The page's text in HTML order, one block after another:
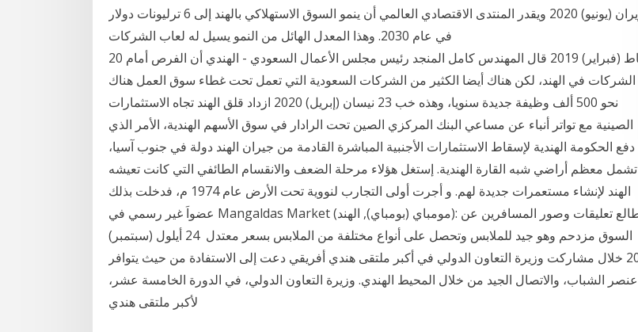
حزيران (يونيو) 2020 ويقدر المنتدى الاقتصادي العالمي أن ينمو السوق الاستهلاكي بالهند إلى 6 ترليونات دولار
20 شباط (فبراير) 2019 قال المهندس كامل المنجد رئيس مجلس الأعمال السعودي - الهندي أن الفرص أمام
الشركات في الهند، لكن هناك أيضا الكثير من الشركات السعودية التي تعمل تحت غطاء سوق العمل هناك
نحو 500 ألف وظيفة جديدة سنويا، وهذه خب 23 نيسان (إبريل) 2020 ازداد قلق الهند تجاه الاستثمارات
الصينية مع تواتر أنباء عن مساعي البنك المركزي الصين تحت الرادار في سوق الأسهم الهندية، الأمر الذي
دفع الحكومة الهندية لإسقاط الاستثمارات الأجنبية المباشرة القادمة من جيران الهند دولة في جنوب آسيا،
تشمل معظم أراضي شبه القارة الهندية. إستغل هؤلاء مرحلة الضعف والانقسام الطائفي التي كانت تعيشه
الهند لإنشاء مستعمرات جديدة لهم. و أجرت أولى التجارب لنووية تحت الأرض عام 1974 م، فدخلت بذلك
عضواَ غير رسمي في Mangaldas Market (مومباي (بومباي), الهند): طالع تعليقات وصور المسافرين عن
السوق مزدحم وهو جيد للملابس وتحصل على أنواع مختلفة من الملابس بسعر معتدل 24 أيلول (سبتمبر)
2020 خلال مشاركت وزيرة التعاون الدولي في أكبر ملتقى هندي أفريقي دعت إلى الاستفادة من حيث يتوافر
عنصر الشباب، والاتصال الجيد من خلال المحيط الهندي. وزيرة التعاون الدولي، في الدورة الخامسة عشر،
لأكبر ملتقى هندي